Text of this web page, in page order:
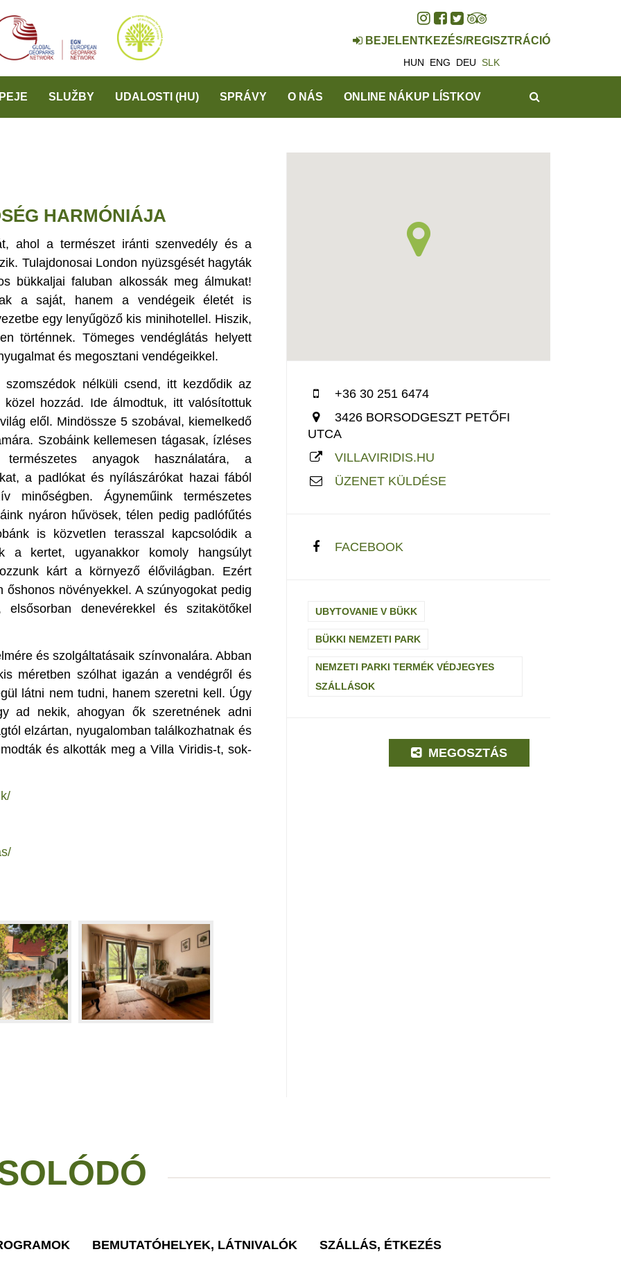
BEJELENTKEZÉS/REGISZTRÁCIÓ
HUN ENG DEU SLK
SLUŽBY UDALOSTI (HU) SPRÁVY O NÁS ONLINE NÁKUP LÍSTKOV
HARMÓNIÁJA
ahol a természet iránti szenvedély és a
Tulajdonosai London nyüzsgését hagyták
bükkaljai faluban alkossák meg álmukat!
a saját, hanem a vendégeik életét is
egy lenyűgöző kis minihotellel. Hiszik,
történnek. Tömeges vendéglátás helyett
és megosztani vendégeikkel.
nélküli csend, itt kezdődik az
hozzád. Ide álmodtuk, itt valósítottuk
elől. Mindössze 5 szobával, kiemelkedő
Szobáink kellemesen tágasak, ízléses
anyagok használatára, a
a padlókat és nyílászárókat hazai fából
minőségben. Ágyneműink természetes
nyáron hűvösek, télen pedig padlófűtés
is közvetlen terasszal kapcsolódik a
a kertet, ugyanakkor komoly hangsúlyt
kárt a környező élővilágban. Ezért
növényekkel. A szúnyogokat pedig
elsősorban denevérekkel és szitakötőkel
és szolgáltatásaik színvonalára. Abban
méretben szólhat igazán a vendégről és
látni nem tudni, hanem szeretni kell. Úgy
ad nekik, ahogyan ők szeretnének adni
elzártan, nyugalomban találkozhatnak és
és alkották meg a Villa Viridis-t, sok-
+36 30 251 6474
3426 BORSODGESZT PETŐFI
UTCA
VILLAVIRIDIS.HU
ÜZENET KÜLDÉSE
FACEBOOK
UBYTOVANIE V BÜKK
BÜKKI NEMZETI PARK
NEMZETI PARKI TERMÉK VÉDJEGYES
SZÁLLÁSOK
MEGOSZTÁS
BEMUTATÓHELYEK, LÁTNIVALÓK SZÁLLÁS, ÉTKEZÉS